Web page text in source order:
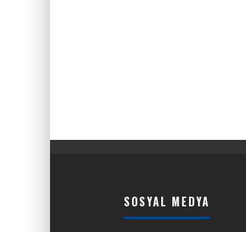
SOSYAL MEDYA